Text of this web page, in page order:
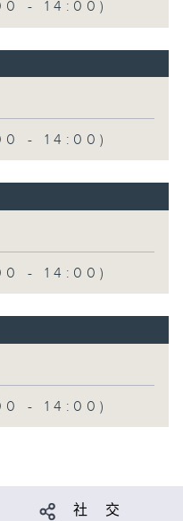
- 14:00)
- 14:00)
- 14:00)
- 14:00)
社 交